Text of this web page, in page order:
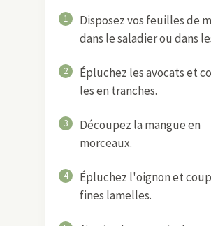
1
Disposez vos feuilles de
dans le saladier ou dans
2
Épluchez les avocats et
les en tranches.
3
Découpez la mangue en
morceaux.
4
Épluchez l'oignon et
fines lamelles.